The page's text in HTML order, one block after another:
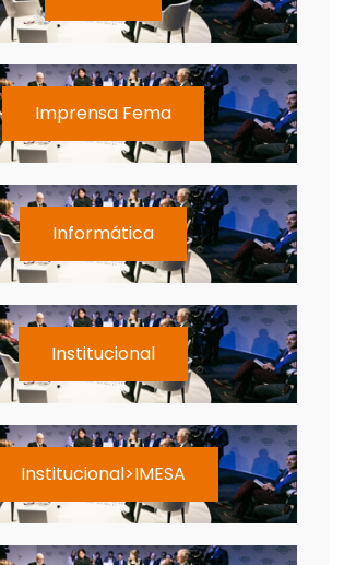
Imprensa Fema
Informática
Institucional
Institucional>IMESA